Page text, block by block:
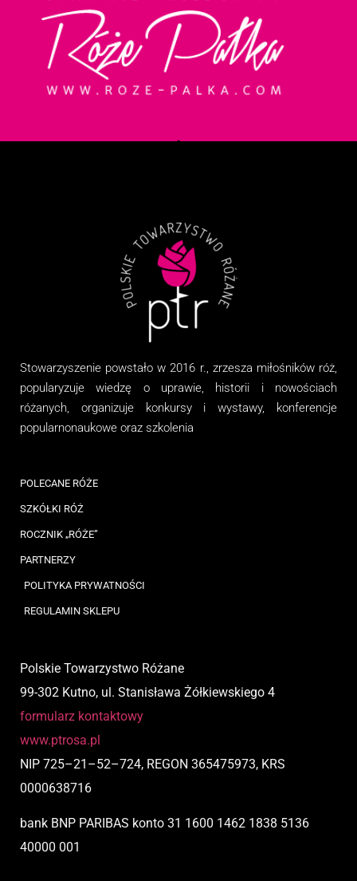
Stowarzyszenie powstało w 2016 r., zrzesza miłośników róż,
popularyzuje wiedzę o uprawie, historii i nowościach
różanych, organizujekonkursy i wystawy, konferencje
popularnonaukowe oraz szkolenia
POLECANE RÓŻE
SZKÓŁKI RÓŻ
ROCZNIK „RÓŻE”
PARTNERZY
POLITYKA PRYWATNOŚCI
REGULAMIN SKLEPU
Polskie Towarzystwo Różane
99-302 Kutno, ul. Stanisława Żółkiewskiego 4
formularz kontaktowy
www.ptrosa.pl
NIP 725–21 –52–724, REGON 365475973, KRS
0000638716
bank BNP PARIBAS konto 31 1600 1462 1838 5136
40000 001